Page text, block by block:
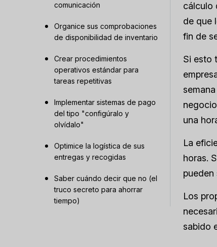
comunicación
Organice sus comprobaciones
de disponibilidad de inventario
Crear procedimientos
operativos estándar para
tareas repetitivas
Implementar sistemas de pago
del tipo "configúralo y
olvídalo"
Optimice la logística de sus
entregas y recogidas
Saber cuándo decir que no (el
truco secreto para ahorrar
tiempo)
cálculo
de que
fin de
Si esto
una
La
horas.
pueden
Los
sabido